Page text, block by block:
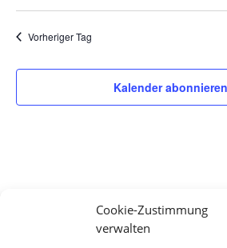
Cookie-Zustimmung
verwalten
2025
Vorheriger Tag
Kalender abonnieren